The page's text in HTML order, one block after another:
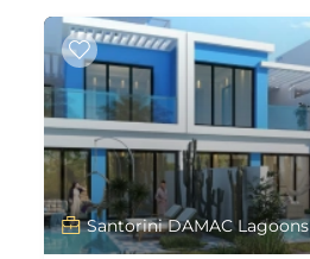
Santorini DAMAC Lagoons